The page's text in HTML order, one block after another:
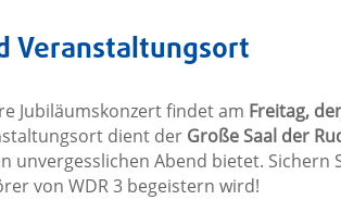
Veranstaltungsort
Jubiläumskonzert findet am Freitag,
dient der Große Saal der
unvergesslichen Abend bietet. Sichern
von WDR 3 begeistern wird!